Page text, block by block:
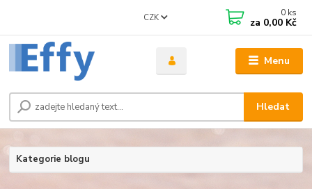
Menu
CZK
Hledat
0 ks
za 0,00 Kč
Kategorie blogu